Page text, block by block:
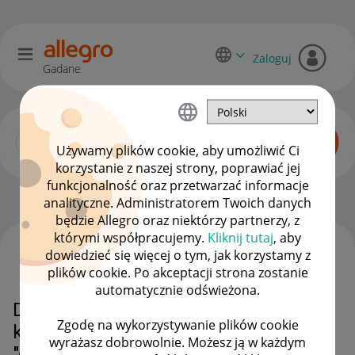
Używamy plików cookie, aby umożliwić Ci
korzystanie z naszej strony, poprawiać jej
funkcjonalność oraz przetwarzać informacje
analityczne. Administratorem Twoich danych
będzie Allegro oraz niektórzy partnerzy, z
którymi współpracujemy. Kliknij tutaj, aby
dowiedzieć się więcej o tym, jak korzystamy z
plików cookie. Po akceptacji strona zostanie
automatycznie odświeżona.
Zgodę na wykorzystywanie plików cookie
wyrażasz dobrowolnie. Możesz ją w każdym
Gadane
Zaloguj
Zaawansowani sprzedawcy OPCJE
Dlaczego Allegro zpakietowało
kolumny "wizyty" "sprzedano"
WSZYSTKIE TEMATY